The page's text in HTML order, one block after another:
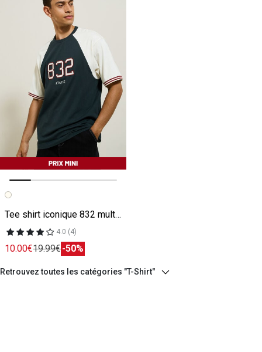
Image précédente
Image suivante
Tee shirt iconique 832 multicolore
4.0 (4)
10.00€19.99€-50%
Retrouvez toutes les catégories "T-Shirt"